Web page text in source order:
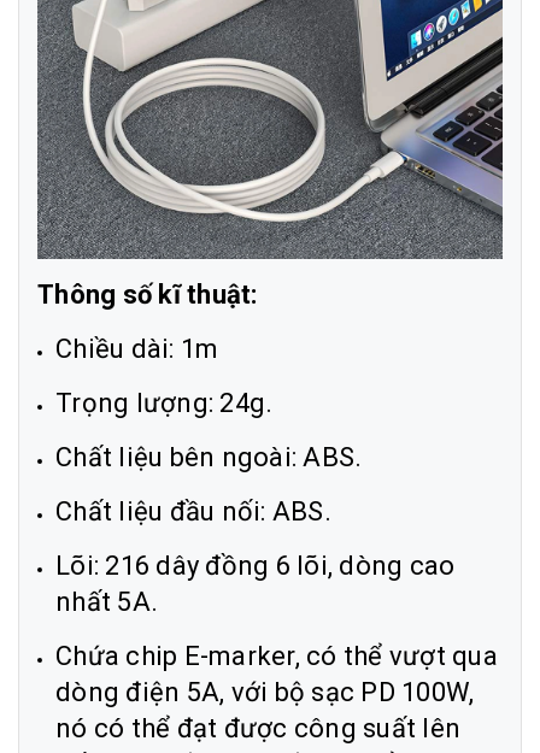
Thông số kĩ thuật:
Chiều dài: 1m
Trọng lượng: 24g.
Chất liệu bên ngoài: ABS.
Chất liệu đầu nối: ABS.
Lõi: 216 dây đồng 6 lõi, dòng cao
nhất 5A.
Chứa chip E-marker, có thể vượt qua
dòng điện 5A, với bộ sạc PD 100W,
nó có thể đạt được công suất lên